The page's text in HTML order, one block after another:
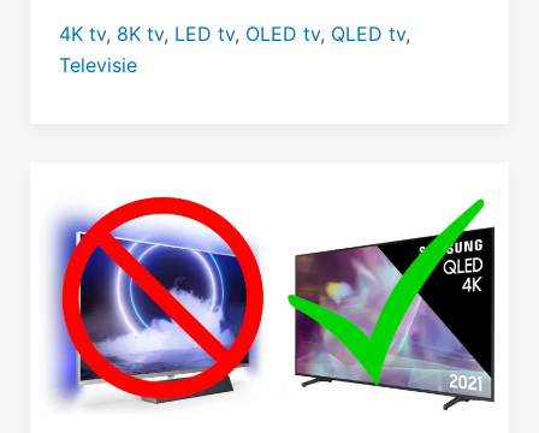
tv
ophangen?
4K tv, 8K tv, LED tv, OLED tv, QLED tv,
Televisie